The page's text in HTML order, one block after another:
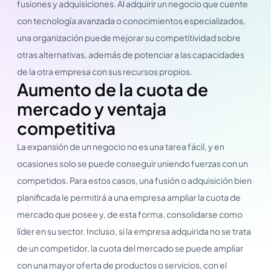
fusiones y adquisiciones. Al adquirir un negocio que cuente
con tecnología avanzada o conocimientos especializados,
una organización puede mejorar su competitividad sobre
otras alternativas, además de potenciar a las capacidades
de la otra empresa con sus recursos propios.
Aumento de la cuota de
mercado y ventaja
competitiva
La expansión de un negocio no es una tarea fácil, y en
ocasiones solo se puede conseguir uniendo fuerzas con un
competidos. Para estos casos, una fusión o adquisición bien
planificada le permitirá a una empresa ampliar la cuota de
mercado que posee y, de esta forma, consolidarse como
líder en su sector. Incluso, si la empresa adquirida no se trata
de un competidor, la cuota del mercado se puede ampliar
con una mayor oferta de productos o servicios, con el